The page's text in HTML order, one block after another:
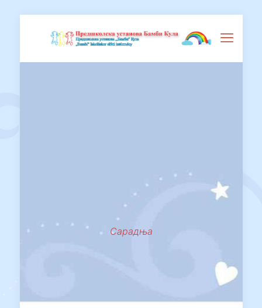
Сарадња